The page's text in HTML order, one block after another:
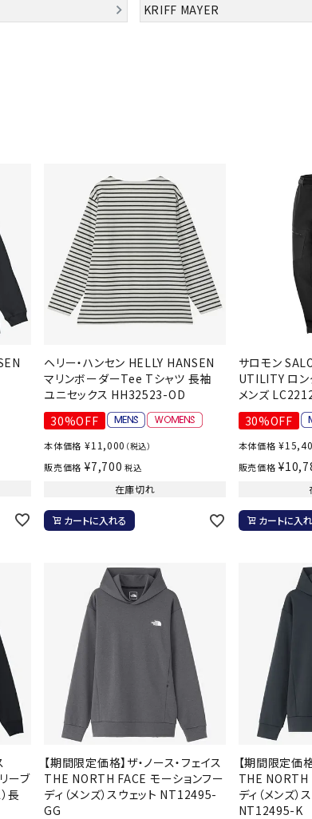
サッカーウェア
その他アクセサリー
少
ジ
バ
イ
そ
バ
メ
ソ
そ
卓球
卓球ラケット
ラバー
卓球シューズ
卓球ウェア
ボール（卓球）
その他アクセサリー
卓球台
バス
バス
レ
ボー
ボ
ソッ
その
ラグビースパイク・シューズ
ラグビーウェア
ヘッドギア（ラグビー）
ソックス
競
フ
スイ
そ
マ
サッカー・フットサルトレーニン
ジュニアサッカー・フットサルト
レーニングシューズ
野球スパイク・シューズ
少年野球スパイク・シューズ
バスケットボールシューズ
テニスシューズ
バドミントンシューズ
フィットネスシューズ
ハンドボールシューズ
ウォーキング・トレッキングシュ
アウトドアシューズ
テニスバッグ
その他バッグ
DESCENTE
HEAD
HELLY
HANSEN
LI-NING LUXILON
A
MIKANO MIKASA
ミ
New Balance
ON ONYONE
KRIFF MAYER
ヘリー・ハンセン HELLY HANSEN
マリンボーダーTee Tシャツ 長袖
ユニセックス HH32523-OD
30%OFF
本体価格 ¥11,000 （税込）
販売価格 ¥7,700 税込
在庫切れ
カートに入れる
サロモン
UTILITY ロン
メンズ
30%OFF
本体価格 ¥
販売価格 ¥
カートに入
ーブ
長
【期間限定価格】ザ・ノース・フェイス
THE NORTH FACE モーションフー
ディ（メンズ）スウェット NT12495-
GG
【期間限定価格
THE NORTH
ディ（メンズ）
NT12495-K